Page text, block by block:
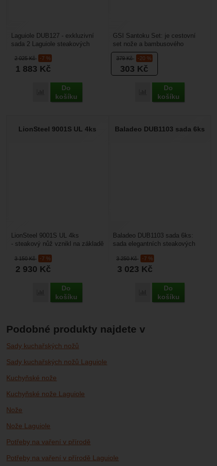
2 025Kč -7 %
1 883 Kč
Porovnat
Do
košíku
Laguiole DUB127 - exkluzivní
sada 2 Laguiole steakových
dřeva. Laguiole...
379Kč -20 %
303 Kč
Porovnat
Do
košíku
GSI Santoku Set: je cestovní
set nože a bambusového
prkénka který využijete v kempu
na dovolené. Nůž...
LionSteel 9001S UL 4ks
3 150Kč -7 %
2 930 Kč
Porovnat
Do
košíku
LionSteel 9001S UL 4ks
- steakový nůž vznikl na základě
nožů. Ti požadovali...
Baladeo DUB1103 sada 6ks
3 250Kč -7 %
3 023 Kč
Porovnat
Do
košíku
Baladeo DUB1103 sada 6ks:
sada elegantních steakových
žebrovaného olivového...
Podobné produkty najdete v
Sady kuchařských nožů
Sady kuchařských nožů Laguiole
Kuchyňské nože
Kuchyňské nože Laguiole
Nože
Nože Laguiole
Potřeby na vaření v přírodě
Potřeby na vaření v přírodě Laguiole